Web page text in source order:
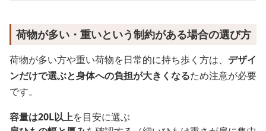
荷物が多い・重いという制約がある場合の選び方
荷物が多い方や重い荷物を日常的に持ち歩く方は、 デザイ
ンだけで選ぶと身体への負担が大きくなるため注意が必要
です。
容量は20L以上を目安に選ぶ